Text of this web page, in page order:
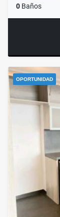
0 Baños
OPORTUNIDAD